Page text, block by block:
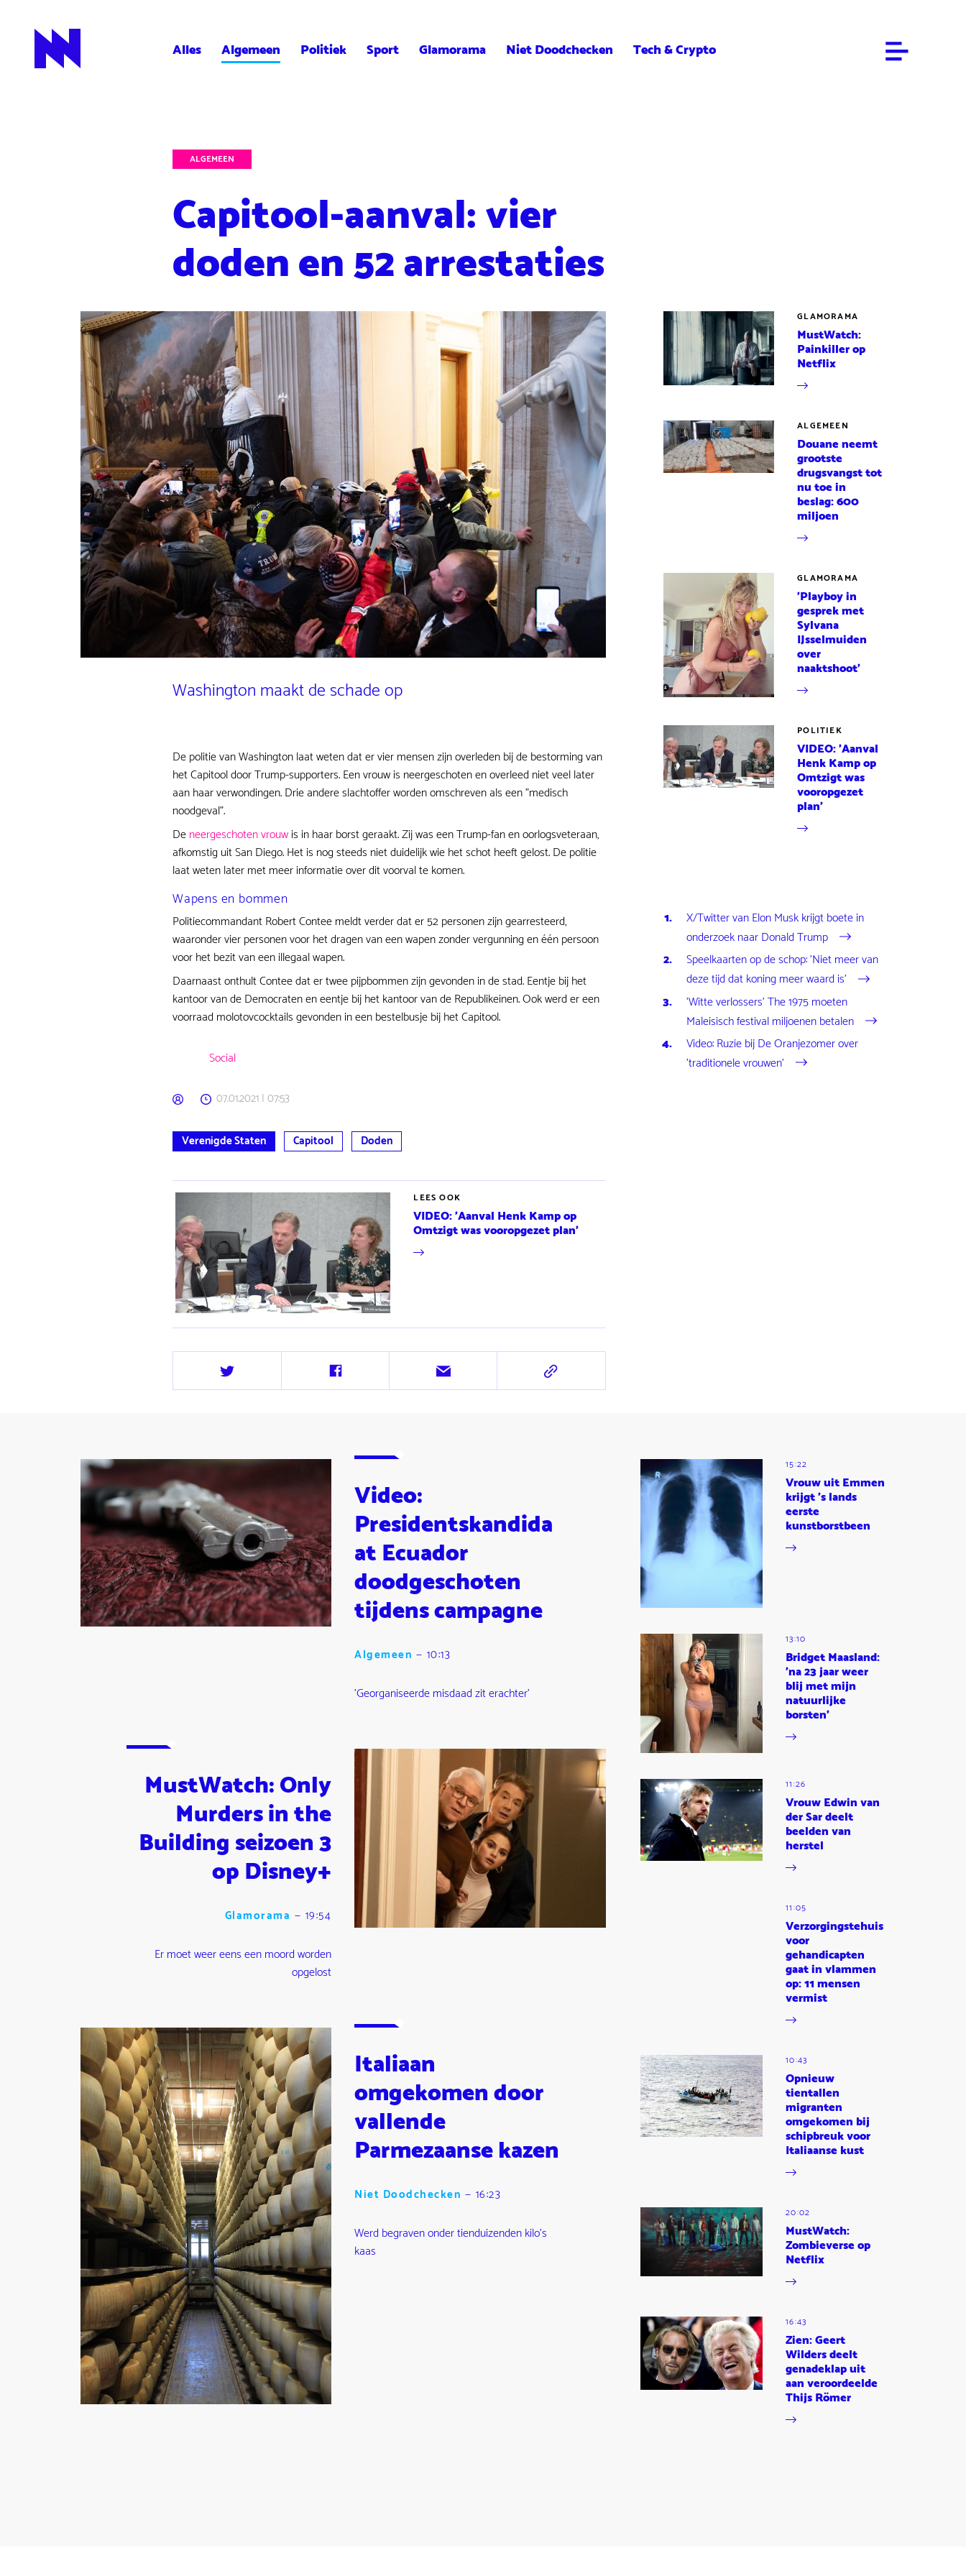
Alles Algemeen Politiek Sport Glamorama Niet Doodchecken Tech & Crypto
ALGEMEEN
Capitool-aanval: vier
doden en 52 arrestaties
Washington maakt de schade op
De politie van Washington laat weten dat er vier mensen zijn overleden bij de bestorming van
het Capitool door Trump-supporters. Een vrouw is neergeschoten en overleed niet veel later
aan haar verwondingen. Drie andere slachtoffer worden omschreven als een "medisch
noodgeval".
Deneergeschoten vrouwis in haar borst geraakt. Zij was een Trump-fan en oorlogsveteraan,
afkomstig uit San Diego. Het is nog steeds niet duidelijk wie het schot heeft gelost. De politie
laat weten later met meer informatie over dit voorval te komen.
Wapens en bommen
Politiecommandant Robert Contee meldt verder dat er 52 personen zijn gearresteerd,
waaronder vier personen voor het dragen van een wapen zonder vergunning en één persoon
voor het bezit van een illegaal wapen.
Daarnaast onthult Contee dat er twee pijpbommen zijn gevonden in de stad. Eentje bij het
kantoor van de Democraten en eentje bij het kantoor van de Republikeinen. Ook werd er een
voorraad molotovcocktails gevonden in een bestelbusje bij het Capitool.
Social
07.01.2021 | 07:53
Verenigde Staten Capitool Doden
LEES OOK
VIDEO: 'Aanval Henk Kamp op
Omtzigt was vooropgezet plan'
Deel
Deel
Deel
Deel
GLAMORAMA
MustWatch:
Painkiller op
Netflix
ALGEMEEN
Douane neemt
grootste
drugsvangst tot
nu toe in
beslag: 600
miljoen
GLAMORAMA
'Playboy in
gesprek met
Sylvana
IJsselmuiden
over
naaktshoot'
POLITIEK
VIDEO: 'Aanval
Henk Kamp op
Omtzigt was
vooropgezet
plan'
X/Twitter van Elon Musk krijgt boete in
onderzoek naar Donald Trump
Speelkaarten op de schop: 'Niet meer van
deze tijd dat koning meer waard is'
'Witte verlossers' The 1975 moeten
Maleisisch festival miljoenen betalen
Video: Ruzie bij De Oranjezomer over
'traditionele vrouwen'
Video:
Presidentskandida
at Ecuador
doodgeschoten
tijdens campagne
Algemeen — 10:13
'Georganiseerde misdaad zit erachter'
MustWatch: Only
Murders in the
Building seizoen 3
op Disney+
Glamorama — 19:54
Er moet weer eens een moord worden
opgelost
Italiaan
omgekomen door
vallende
Parmezaanse kazen
Niet Doodchecken — 16:23
Werd begraven onder tienduizenden kilo's
kaas
15:22
Vrouw uit Emmen
krijgt 's lands
eerste
kunstborstbeen
13:10
Bridget Maasland:
'na 23 jaar weer
blij met mijn
natuurlijke
borsten'
11:26
Vrouw Edwin van
der Sar deelt
beelden van
herstel
11:05
Verzorgingstehuis
voor
gehandicapten
gaat in vlammen
op: 11 mensen
vermist
10:43
Opnieuw
tientallen
migranten
omgekomen bij
schipbreuk voor
Italiaanse kust
20:02
MustWatch:
Zombieverse op
Netflix
16:43
Zien: Geert
Wilders deelt
genadeklap uit
aan veroordeelde
Thijs Römer